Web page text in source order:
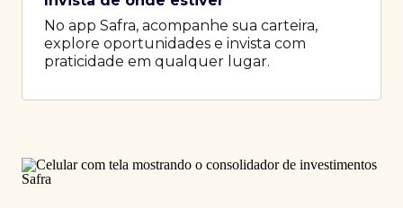
No app Safra, acompanhe sua carteira,
explore oportunidades e invista com
praticidade em qualquer lugar.